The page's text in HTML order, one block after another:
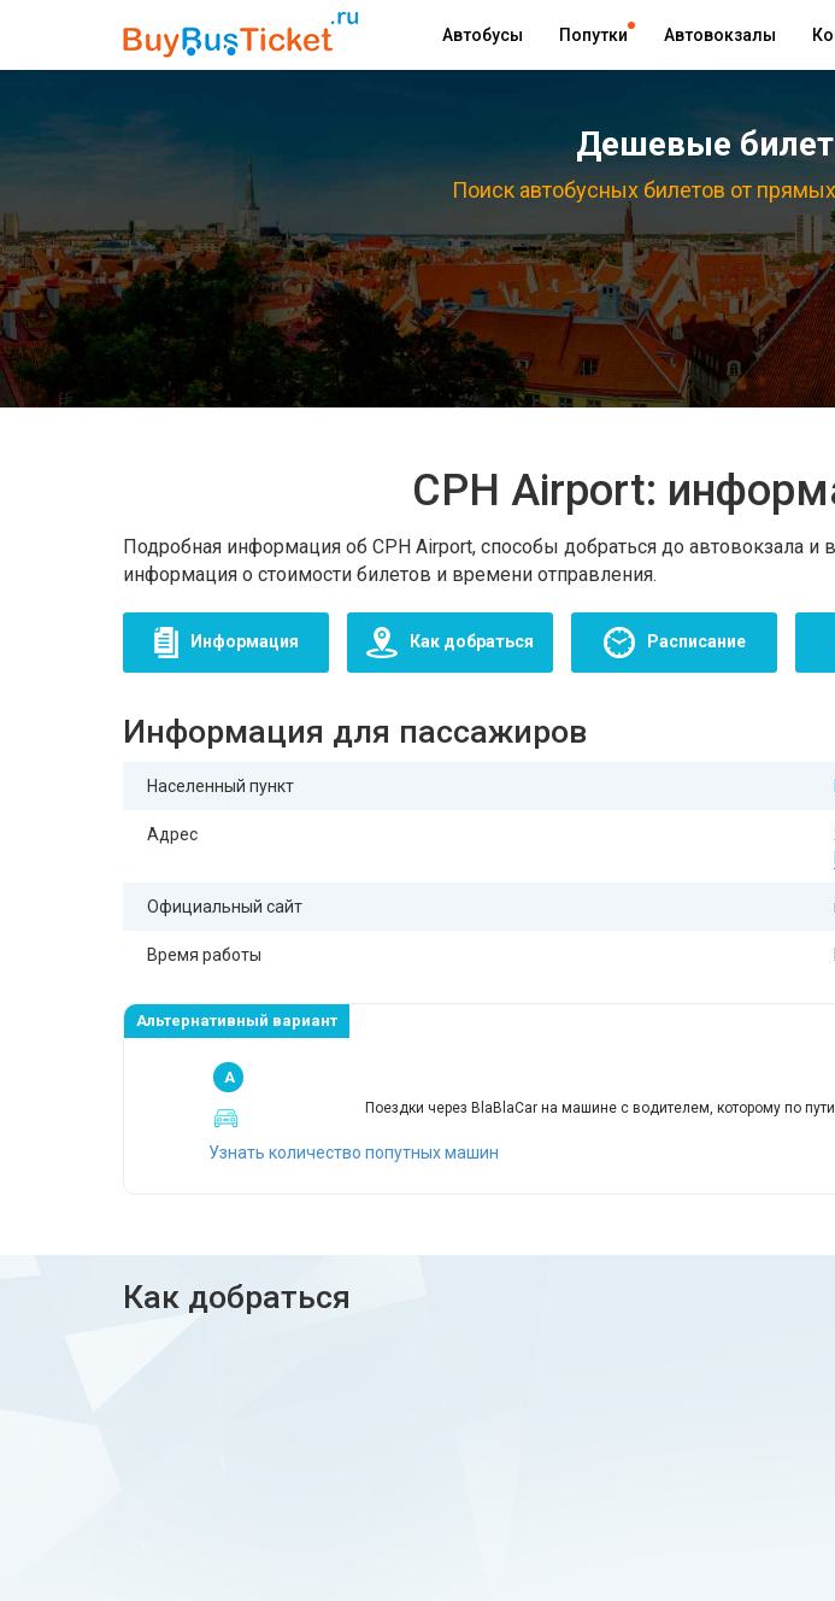
Автобусы Попутки Автовокзалы
Дешевые
Поиск автобусных билетов от
CPH Airport:
Подробная информация об CPH Airport, способы добраться до автовокзала и
информация о стоимости билетов и времени отправления.
Информация Как добраться Расписание
Информация для пассажиров
Населенный пункт
Адрес
Официальный сайт
Время работы
Альтернативный вариант
A
Поездки через BlaBlaCar на машине с водителем, которому по
Узнать количество попутных машин
Как добраться